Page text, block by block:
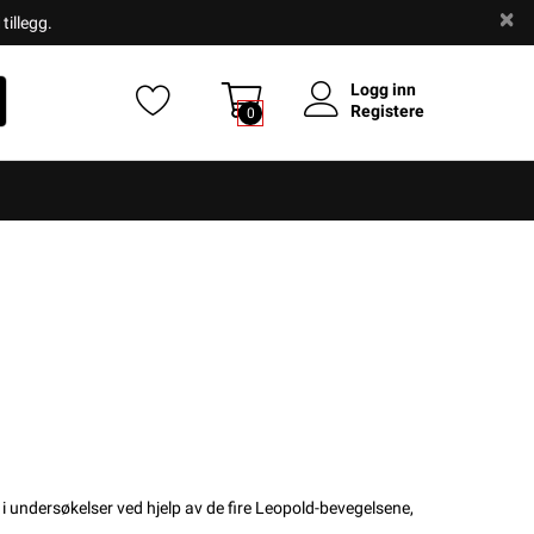
0
Logg inn
Registere
ved hjelp av de fire Leopold-bevegelsene,